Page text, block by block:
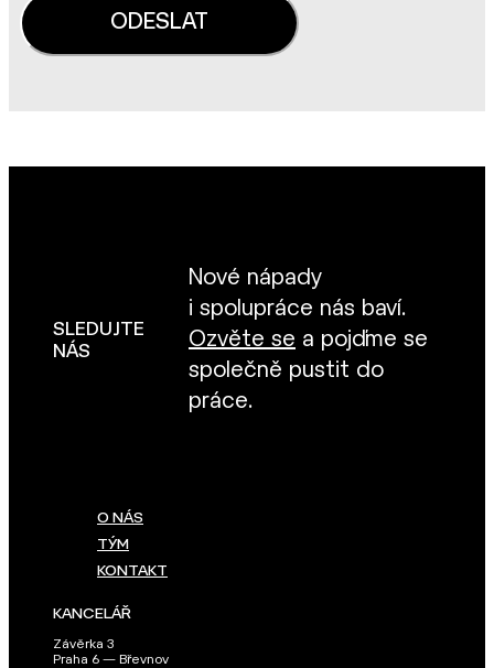
SLEDUJTE
NÁS
Nové nápady
i spolupráce nás baví.
Ozvěte se a pojďme se
společně pustit do
práce.
O NÁS
TÝM
KONTAKT
KANCELÁŘ
Závěrka 3
Praha 6 — Břevnov